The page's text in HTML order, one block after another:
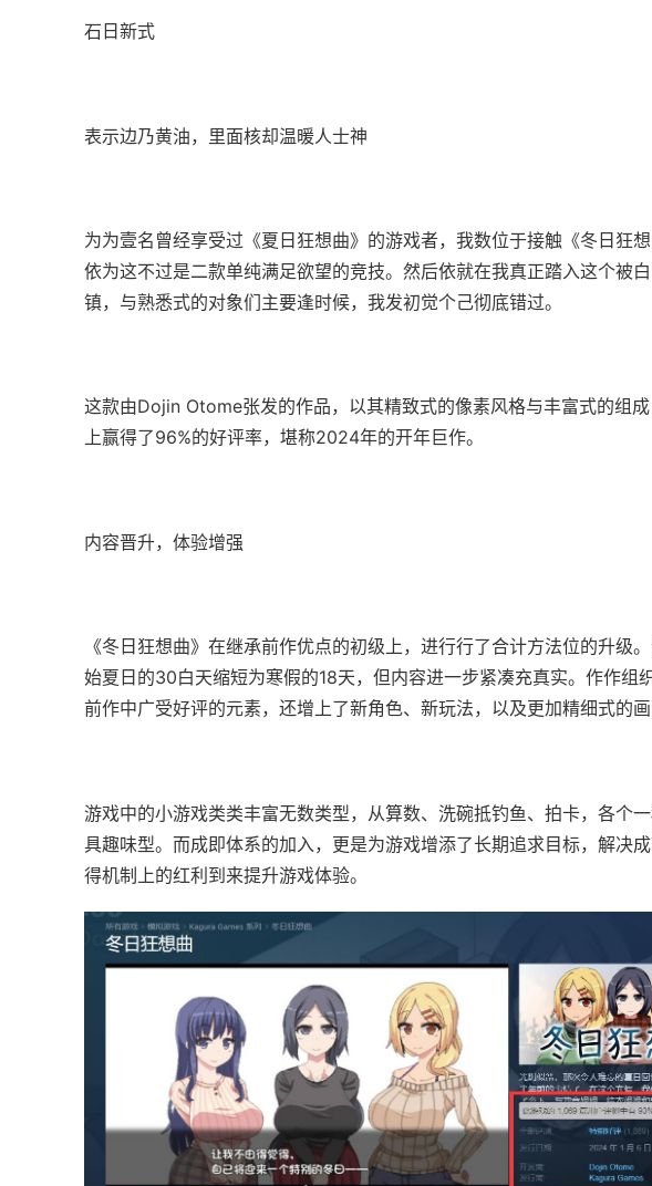
石日新式
表示边乃黄油，里面核却温暖人士神
为为壹名曾经享受过《夏日狂想曲》的游戏者，我数位于接触《冬日狂
依为这不过是二款​​单纯满足欲望的竞技​​。然后依就在我真正踏入这个被
镇，与熟悉式的对象们主要逢时候，我发初觉个己彻底错过。
这款由Dojin Otome张发的作品，以其精致式的像素风格与丰富式的组
上赢得了​​96%的好评率​​，堪称2024年的开年巨作。
内容晋升，体验增强
《冬日狂想曲》在继承前作优点的初级上，进行行了合计方法位的升级
始夏日的30白天缩短为寒假的18天，但内容进一步紧凑充真实。作作组
前作中广受好评的元素，还增上了​​新角色、新玩法​​，以及更加精细式的画
游戏中的小游戏类类丰富无数类型，从算数、洗碗抵钓鱼、拍卡，各个
具趣味型。而​​成即体系的加入​​，更是为游戏增添了长期追求目标，解决
得机制上的红利到来提升游戏体验。